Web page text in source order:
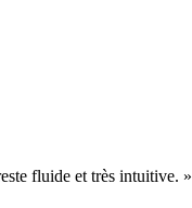
fluide et très intuitive. »